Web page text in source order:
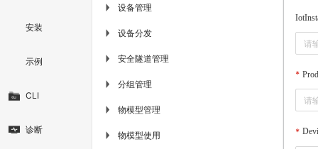
安装
示例
CLI
诊断
▶ 设备管理
▶ 设备分发
▶ 安全隧道管理
▶ 分组管理
▶ 物模型管理
▶ 物模型使用